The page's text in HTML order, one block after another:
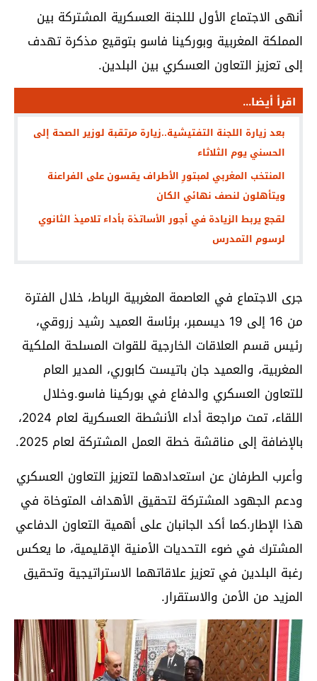
أنهى الاجتماع الأول لللجنة العسكرية المشتركة بين
المملكة المغربية وبوركينا فاسو بتوقيع مذكرة تهدف
إلى تعزيز التعاون العسكري بين البلدين.
اقرأ أيضا...
بعد زيارة اللجنة التفتيشية..زيارة مرتقبة لوزير الصحة إلى
الحسني يوم الثلاثاء
المنتخب المغربي لمبتورِ الأطراف يقسون على الفراعنة
ويتأهلون لنصف نهائي الكان
لقجع يربط الزيادة في أجور الأساتذة بأداء تلاميذ الثانوي
لرسوم التمدرس
جرى الاجتماع في العاصمة المغربية الرباط، خلال الفترة
من 16 إلى 19 ديسمبر، برئاسة العميد رشيد زروقي،
رئيس قسم العلاقات الخارجية للقوات المسلحة الملكية
المغربية، والعميد جان باتيست كابوري، المدير العام
للتعاون العسكري والدفاع في بوركينا فاسو.وخلال
اللقاء، تمت مراجعة أداء الأنشطة العسكرية لعام 2024،
بالإضافة إلى مناقشة خطة العمل المشتركة لعام 2025.
وأعرب الطرفان عن استعدادهما لتعزيز التعاون العسكري
ودعم الجهود المشتركة لتحقيق الأهداف المتوخاة في
هذا الإطار.كما أكد الجانبان على أهمية التعاون الدفاعي
المشترك في ضوء التحديات الأمنية الإقليمية، ما يعكس
رغبة البلدين في تعزيز علاقاتهما الاستراتيجية وتحقيق
المزيد من الأمن والاستقرار.